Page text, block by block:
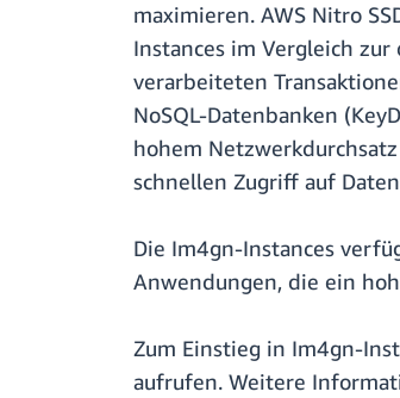
maximieren. AWS Nitro
Instances im Vergleich
verarbeiteten
NoSQL-Datenbanken
hohem
schnellen Zugriff auf
Die Im4gn-Instances
Anwendungen, die ein
Zum Einstieg in Im4gn-
aufrufen. Weitere